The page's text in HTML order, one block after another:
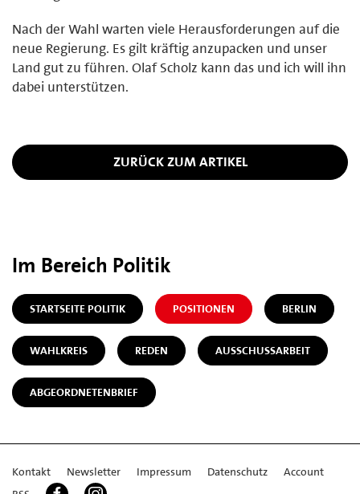
Nach der Wahl warten viele Herausforderungen auf die
neue Regierung. Es gilt kräftig anzupacken und unser
Land gut zu führen. Olaf Scholz kann das und ich will ihn
dabei unterstützen.
ZURÜCK ZUM ARTIKEL
Im Bereich Politik
STARTSEITE POLITIK POSITIONEN BERLIN
WAHLKREIS REDEN AUSSCHUSSARBEIT
ABGEORDNETENBRIEF
Kontakt Newsletter Impressum Datenschutz
Account